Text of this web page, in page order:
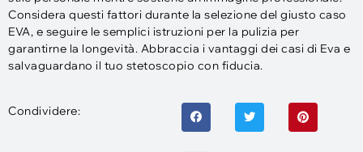
Considera questi fattori durante la selezione del giusto caso
EVA, e seguire le semplici istruzioni per la pulizia per
garantirne la longevità. Abbraccia i vantaggi dei casi di Eva e
salvaguardano il tuo stetoscopio con fiducia.
Condividere: